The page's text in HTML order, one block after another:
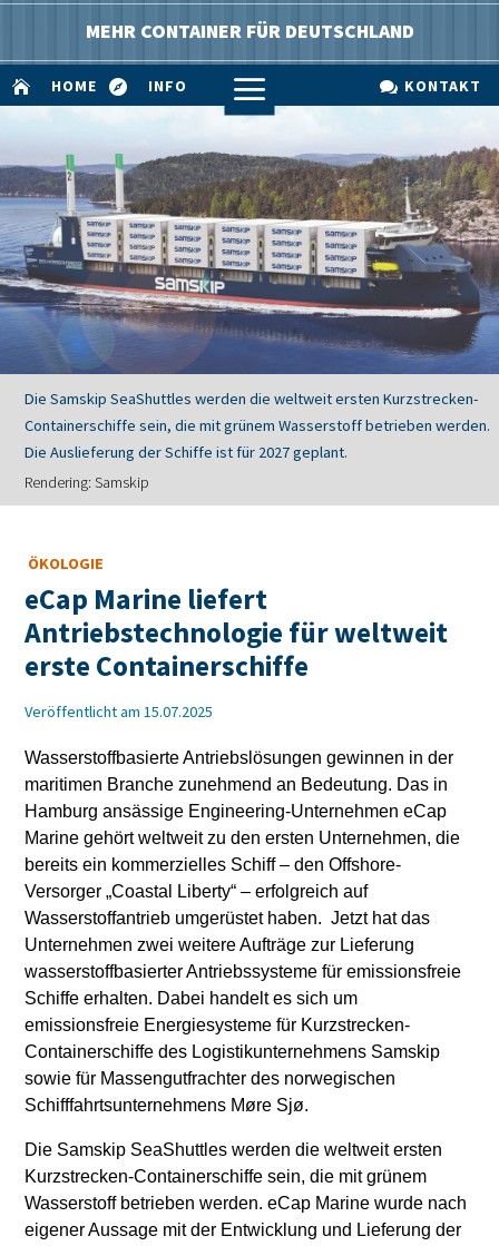
MEHR CONTAINER FÜR DEUTSCHLAND
 HOME  INFO a  KONTAKT
Die Samskip SeaShuttles werden die weltweit ersten Kurzstrecken-
Containerschiffe sein, die mit grünem Wasserstoff betrieben werden.
Die Auslieferung der Schiffe ist für 2027 geplant.
Rendering: Samskip
ÖKOLOGIE
eCap Marine liefert
Antriebstechnologie für weltweit
erste Containerschiffe
Veröffentlicht am 15.07.2025
Wasserstoffbasierte Antriebslösungen gewinnen in der
maritimen Branche zunehmend an Bedeutung. Das in
Hamburg ansässige Engineering-Unternehmen eCap
Marine gehört weltweit zu den ersten Unternehmen, die
bereits ein kommerzielles Schiff – den Offshore-
Versorger „Coastal Liberty“ – erfolgreich auf
Wasserstoffantrieb umgerüstet haben. Jetzt hat das
Unternehmen zwei weitere Aufträge zur Lieferung
wasserstoffbasierter Antriebssysteme für emissionsfreie
Schiffe erhalten. Dabei handelt es sich um
emissionsfreie Energiesysteme für Kurzstrecken-
Containerschiffe des Logistikunternehmens Samskip
sowie für Massengutfrachter des norwegischen
Schifffahrtsunternehmens Møre Sjø.
Die Samskip SeaShuttles werden die weltweit ersten
Kurzstrecken-Containerschiffe sein, die mit grünem
Wasserstoff betrieben werden. eCap Marine wurde nach
eigener Aussage mit der Entwicklung und Lieferung der